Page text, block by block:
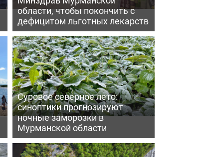
области, чтобы покончить с
дефицитом льготных лекарств
Суровое северное лето:
синоптики прогнозируют
ночные заморозки в
Мурманской области